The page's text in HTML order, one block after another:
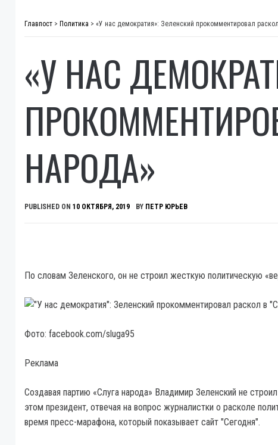
Главпост > Политика > «У нас демократия»: Зеленский прокомментировал
«У НАС
НАРОДА»
PUBLISHED ON 10 ОКТЯБРЯ, 2019 BY ПЕТР ЮРЬЕВ
По словам Зеленского, он не строил жесткую политическую
Фото: facebook.com/sluga95
Реклама
Создавая партию «Слуга народа» Владимир Зеленский не
этом президент, отвечая на вопрос журналистки о расколе
время пресс-марафона, который показывает сайт "Сегодня".